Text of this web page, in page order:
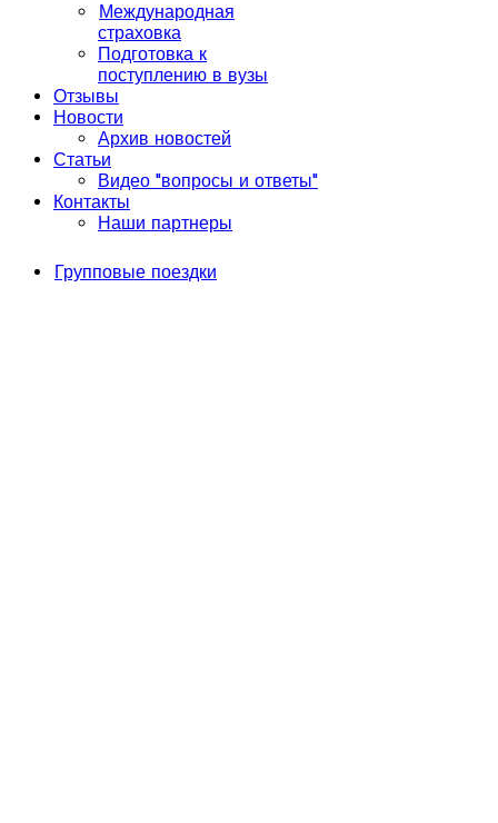
Международная
страховка
Подготовка к
поступлению в вузы
Отзывы
Новости
Архив новостей
Статьи
Видео "вопросы и ответы"
Контакты
Наши партнеры
Групповые поездки